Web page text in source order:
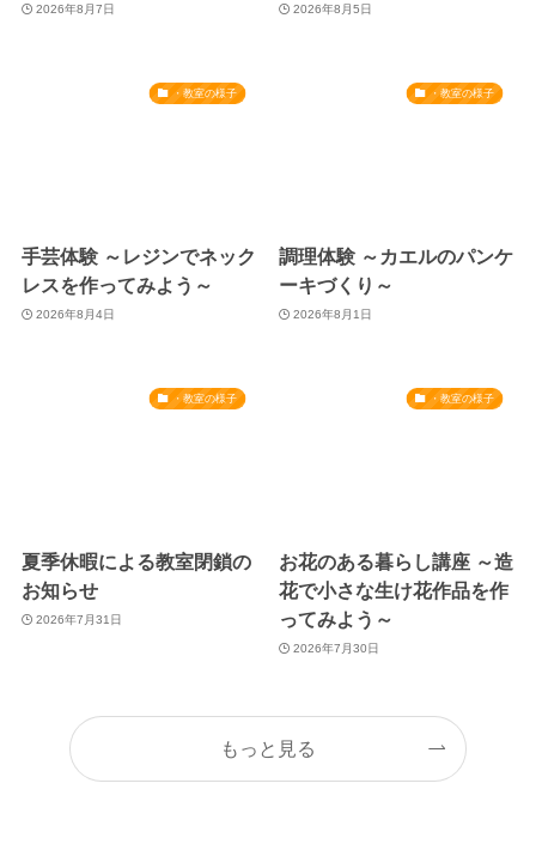
2026年8月7日 2026年8月5日
・教室の様子
手芸体験 ～レジンでネック
レスを作ってみよう～
2026年8月4日
・教室の様子
調理体験 ～カエルのパンケ
ーキづくり～
2026年8月1日
・教室の様子
夏季休暇による教室閉鎖の
お知らせ
2026年7月31日
・教室の様子
お花のある暮らし講座 ～造
花で小さな生け花作品を作
ってみよう～
2026年7月30日
もっと見る